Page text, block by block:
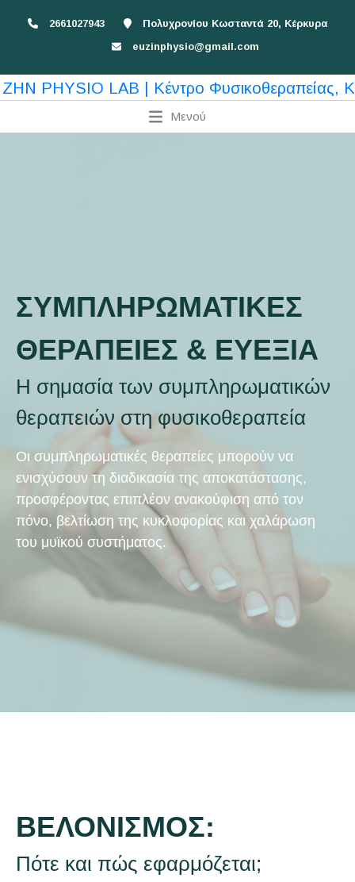
2661027943
Πολυχρονίου Κωσταντά 20, Κέρκυρα
euzinphysio@gmail.com
Μενού
ΣΥΜΠΛΗΡΩΜΑΤΙΚΕΣ
ΘΕΡΑΠΕΙΕΣ & ΕΥΕΞΙΑ
Η σημασία των συμπληρωματικών
θεραπειών στη φυσικοθεραπεία
Οι συμπληρωματικές θεραπείες μπορούν να
ενισχύσουν τη διαδικασία της αποκατάστασης,
προσφέροντας επιπλέον ανακούφιση από τον
πόνο, βελτίωση της κυκλοφορίας και χαλάρωση
του μυϊκού συστήματος.
ΒΕΛΟΝΙΣΜΟΣ:
Πότε και πώς εφαρμόζεται;